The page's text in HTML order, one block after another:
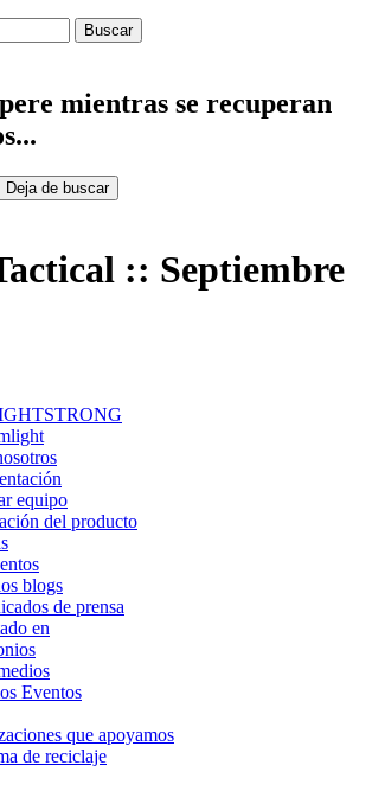
mientras se recuperan
Deja de buscar
:: Septiembre
equipo
del producto
blogs
de prensa
en
Eventos
que apoyamos
de reciclaje